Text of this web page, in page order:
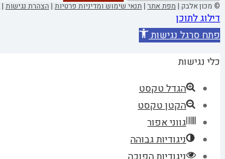
© מכון אלבק | מפת אתר | תנאי שימוש ומדיניות פרטיות | הצהרת נגישות |
דילוג לתוכן
פתח סרגל נגישות
כלי נגישות
הגדל טקסט
הקטן טקסט
גווני אפור
ניגודיות גבוהה